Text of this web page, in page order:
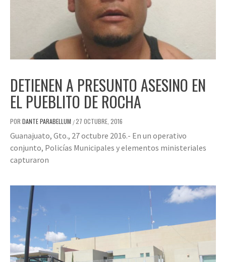
DETIENEN A PRESUNTO ASESINO EN
EL PUEBLITO DE ROCHA
POR DANTE PARABELLUM /27 OCTUBRE, 2016
Guanajuato, Gto., 27 octubre 2016.- En un operativo
conjunto, Policías Municipales y elementos ministeriales
capturaron